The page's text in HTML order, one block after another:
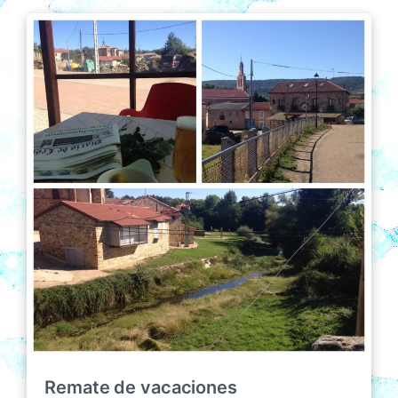
Remate de vacaciones